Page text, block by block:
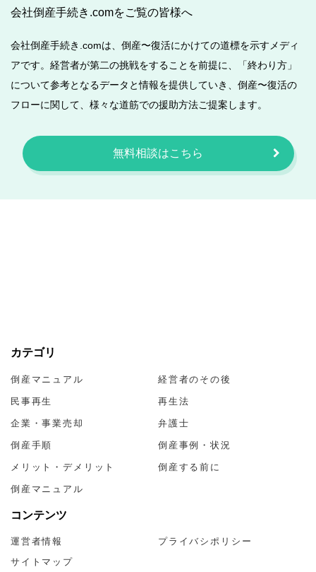
会社倒産手続き.comをご覧の皆様へ
会社倒産手続き.comは、倒産〜復活にかけての道標を示すメディ
アです。経営者が第二の挑戦をすることを前提に、「終わり方」
について参考となるデータと情報を提供していき、倒産〜復活の
フローに関して、様々な道筋での援助方法ご提案します。
無料相談はこちら
カテゴリ
倒産マニュアル 経営者のその後
民事再生 再生法
企業・事業売却 弁護士
倒産手順 倒産事例・状況
メリット・デメリット 倒産する前に
倒産マニュアル
コンテンツ
運営者情報
プライバシポリシー
サイトマップ